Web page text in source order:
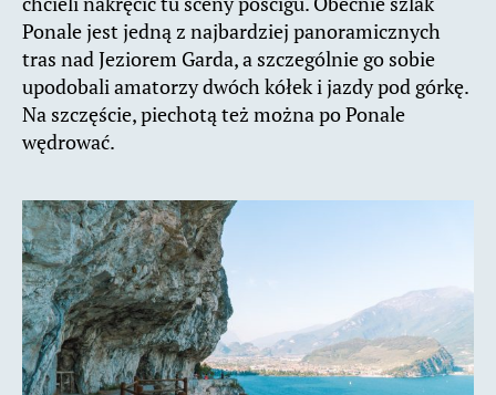
Ponale jest jedną z najbardziej panoramicznych
tras nad Jeziorem Garda, a szczególnie go sobie
upodobali amatorzy dwóch kółek i jazdy pod górkę.
Na szczęście, piechotą też można po Ponale
wędrować.